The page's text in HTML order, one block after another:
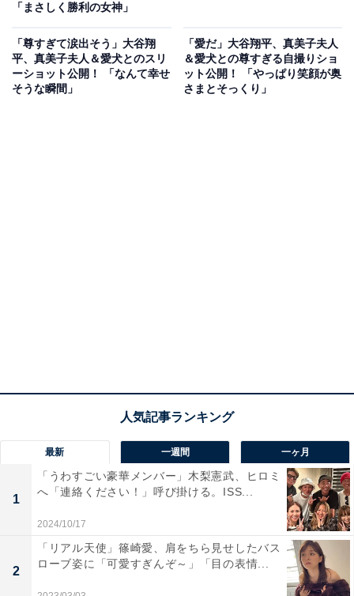
「まさしく勝利の女神」
「尊すぎて涙出そう」大谷翔
平、真美子夫人＆愛犬とのスリ
ーショット公開！ 「なんて幸せ
そうな瞬間」
「愛だ」大谷翔平、真美子夫人
＆愛犬との尊すぎる自撮りショ
ット公開！ 「やっぱり笑顔が奥
さまとそっくり」
最新 一週間 一ヶ月
1
「うわすごい豪華メンバー」木梨憲武、ヒロミ
へ「連絡ください！」呼び掛ける。ISS...
2024/10/17
2
「リアル天使」篠崎愛、肩をちら見せしたバス
ローブ姿に「可愛すぎんぞ～」「目の表情...